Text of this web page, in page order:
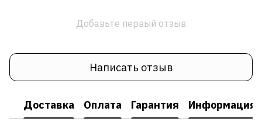
Добавьте первый отзыв
Написать отзыв
Доставка Оплата Гарантия Информация